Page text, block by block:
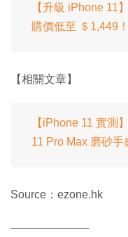
【升級 iPhone 11
購價低至 ＄1,449
【相關文章】
【iPhone 11 實測
11 Pro Max 磨砂
Source：ezone.hk
———————